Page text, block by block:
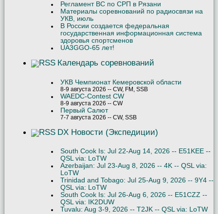
Регламент ВС по СРП в Рязани
Материалы соревнований по радиосвязи на
УКВ, июль
В России создается федеральная
государственная информационная система
здоровья спортсменов
UA3GGO-65 лет!
Календарь соревнований
УКВ Чемпионат Кемеровской области
8-9 августа 2026 -- CW, FM, SSB
WAEDC-Contest CW
8-9 августа 2026 -- CW
Первый Салют
7-7 августа 2026 -- CW, SSB
DX Новости (Экспедиции)
South Cook Is: Jul 22-Aug 14, 2026 -- E51KEE --
QSL via: LoTW
Azerbaijan: Jul 23-Aug 8, 2026 -- 4K -- QSL via:
LoTW
Trinidad and Tobago: Jul 25-Aug 9, 2026 -- 9Y4 --
QSL via: LoTW
South Cook Is: Jul 26-Aug 6, 2026 -- E51CZZ --
QSL via: IK2DUW
Tuvalu: Aug 3-9, 2026 -- T2JK -- QSL via: LoTW